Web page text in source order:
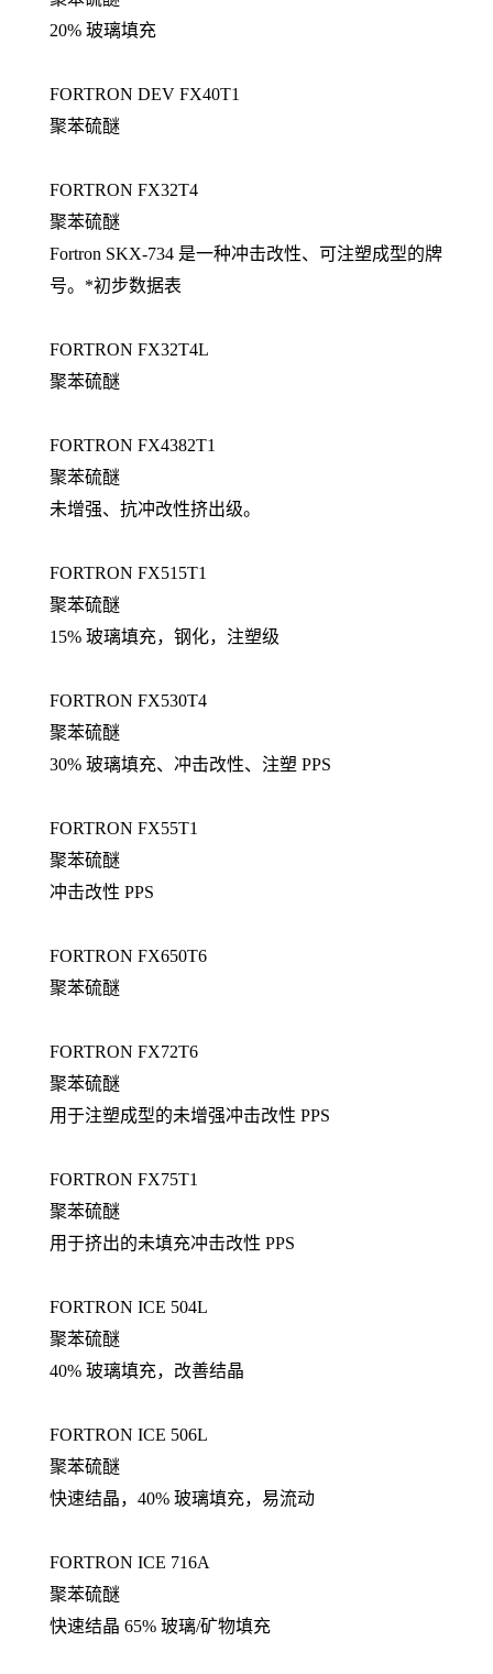
20% 玻璃填充
FORTRON DEV FX40T1
聚苯硫醚
FORTRON FX32T4
聚苯硫醚
Fortron SKX-734 是一种冲击改性、可注塑成型的牌
号。*初步数据表
FORTRON FX32T4L
聚苯硫醚
FORTRON FX4382T1
聚苯硫醚
未增强、抗冲改性挤出级。
FORTRON FX515T1
聚苯硫醚
15% 玻璃填充，钢化，注塑级
FORTRON FX530T4
聚苯硫醚
30% 玻璃填充、冲击改性、注塑 PPS
FORTRON FX55T1
聚苯硫醚
冲击改性 PPS
FORTRON FX650T6
聚苯硫醚
FORTRON FX72T6
聚苯硫醚
用于注塑成型的未增强冲击改性 PPS
FORTRON FX75T1
聚苯硫醚
用于挤出的未填充冲击改性 PPS
FORTRON ICE 504L
聚苯硫醚
40% 玻璃填充，改善结晶
FORTRON ICE 506L
聚苯硫醚
快速结晶，40% 玻璃填充，易流动
FORTRON ICE 716A
聚苯硫醚
快速结晶 65% 玻璃/矿物填充